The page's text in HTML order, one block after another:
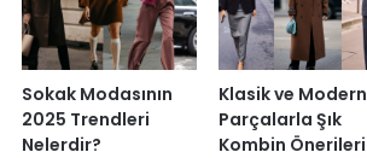
Sokak Modasının
2025 Trendleri
Nelerdir?
Klasik ve Modern
Parçalarla Şık
Kombin Önerileri